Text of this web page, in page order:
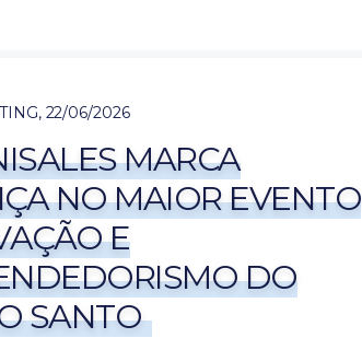
, 22/06/2026
MARCA
NO MAIOR EVENTO
E
DO
SANTO